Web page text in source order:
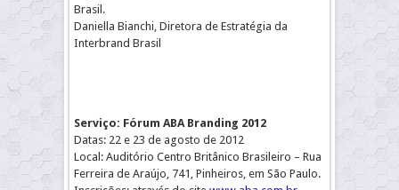
Brasil.
Daniella Bianchi, Diretora de Estratégia da
Interbrand Brasil
Serviço: Fórum ABA Branding 2012
Datas: 22 e 23 de agosto de 2012
Local: Auditório Centro Britânico Brasileiro – Rua
Ferreira de Araújo, 741, Pinheiros, em São Paulo.